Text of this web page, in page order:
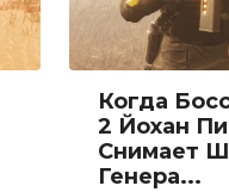
Когда
2 Йохан
Снимает
Генера...